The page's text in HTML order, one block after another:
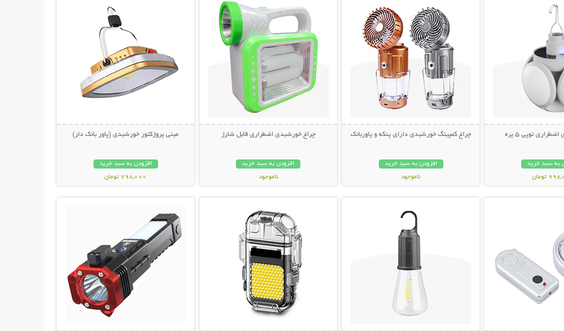
توپی 5 پره
به سبد خرید
تومان
چراغ کمپینگ خورشیدی دارای پنکه و پاوربانک
افزودن به سبد خرید
ناموجود
چراغ خورشیدی اضطراری قابل شارژ
افزودن به سبد خرید
ناموجود
مینی پروژکتور خورشیدی (پاور بانک دار)
افزودن به سبد خرید
798,000 تومان